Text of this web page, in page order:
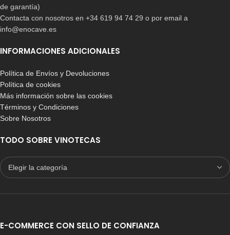
de garantía)
Contacta con nosotros en +34 619 94 74 29 o por email a
info@enocave.es
INFORMACIONES ADICIONALES
Política de Envíos y Devoluciones
Política de cookies
Más información sobre las cookies
Términos y Condiciones
Sobre Nosotros
TODO SOBRE VINOTECAS
E-COMMERCE CON SELLO DE CONFIANZA